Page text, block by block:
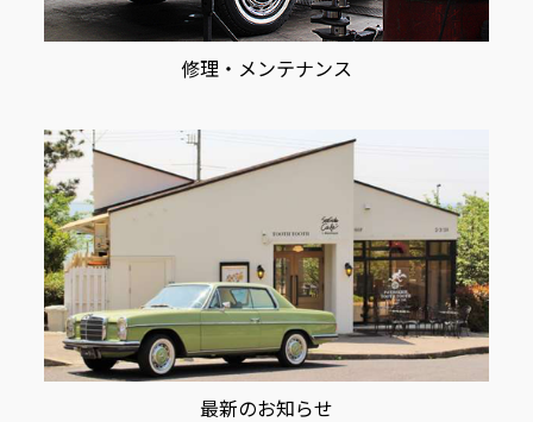
修理・メンテナンス
最新のお知らせ